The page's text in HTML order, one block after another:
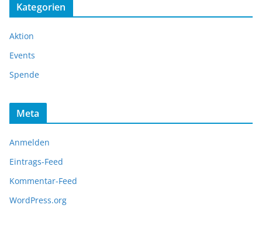
Kategorien
Aktion
Events
Spende
Meta
Anmelden
Eintrags-Feed
Kommentar-Feed
WordPress.org